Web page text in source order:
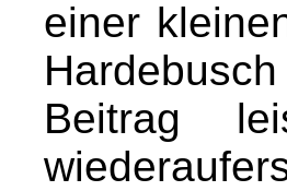
einer
Beitrag